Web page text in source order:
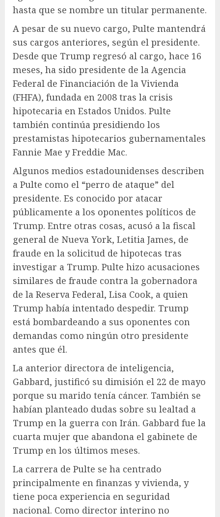
hasta que se nombre un titular permanente.
A pesar de su nuevo cargo, Pulte mantendrá
sus cargos anteriores, según el presidente.
Desde que Trump regresó al cargo, hace 16
meses, ha sido presidente de la Agencia
Federal de Financiación de la Vivienda
(FHFA), fundada en 2008 tras la crisis
hipotecaria en Estados Unidos. Pulte
también continúa presidiendo los
prestamistas hipotecarios gubernamentales
Fannie Mae y Freddie Mac.
Algunos medios estadounidenses describen
a Pulte como el “perro de ataque” del
presidente. Es conocido por atacar
públicamente a los oponentes políticos de
Trump. Entre otras cosas, acusó a la fiscal
general de Nueva York, Letitia James, de
fraude en la solicitud de hipotecas tras
investigar a Trump. Pulte hizo acusaciones
similares de fraude contra la gobernadora
de la Reserva Federal, Lisa Cook, a quien
Trump había intentado despedir. Trump
está bombardeando a sus oponentes con
demandas como ningún otro presidente
antes que él.
La anterior directora de inteligencia,
Gabbard, justificó su dimisión el 22 de mayo
porque su marido tenía cáncer. También se
habían planteado dudas sobre su lealtad a
Trump en la guerra con Irán. Gabbard fue la
cuarta mujer que abandona el gabinete de
Trump en los últimos meses.
La carrera de Pulte se ha centrado
principalmente en finanzas y vivienda, y
tiene poca experiencia en seguridad
nacional. Como director interino no